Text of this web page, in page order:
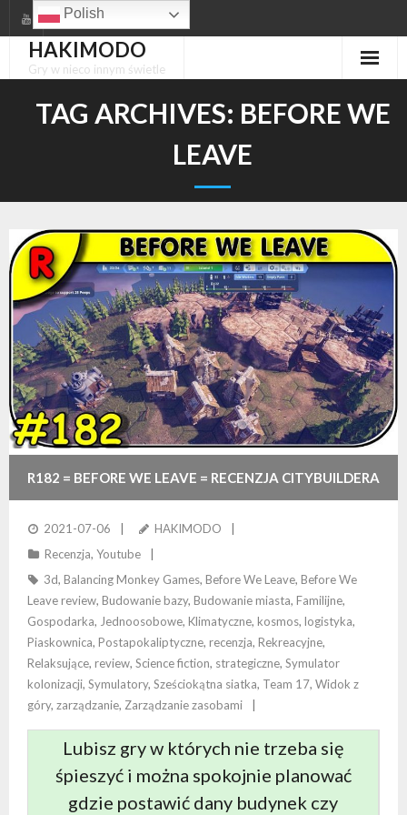
to
contentHAKIMODO
Gry w nieco innym świetle
TAG ARCHIVES: BEFORE WE
LEAVE
R182 = BEFORE WE LEAVE = RECENZJA CITYBUILDERA
2021-07-06
HAKIMODO
Recenzja, Youtube
3d, Balancing Monkey Games, Before We Leave, Before We
Leave review, Budowanie bazy, Budowanie miasta, Familijne,
Gospodarka, Jednoosobowe, Klimatyczne, kosmos, logistyka,
Piaskownica, Postapokaliptyczne, recenzja, Rekreacyjne,
Relaksujące, review, Science fiction, strategiczne, Symulator
kolonizacji, Symulatory, Sześciokątna siatka, Team 17, Widok z
góry, zarządzanie, Zarządzanie zasobami
Lubisz gry w których nie trzeba się
śpieszyć i można spokojnie planować
gdzie postawić dany budynek czy
Polish